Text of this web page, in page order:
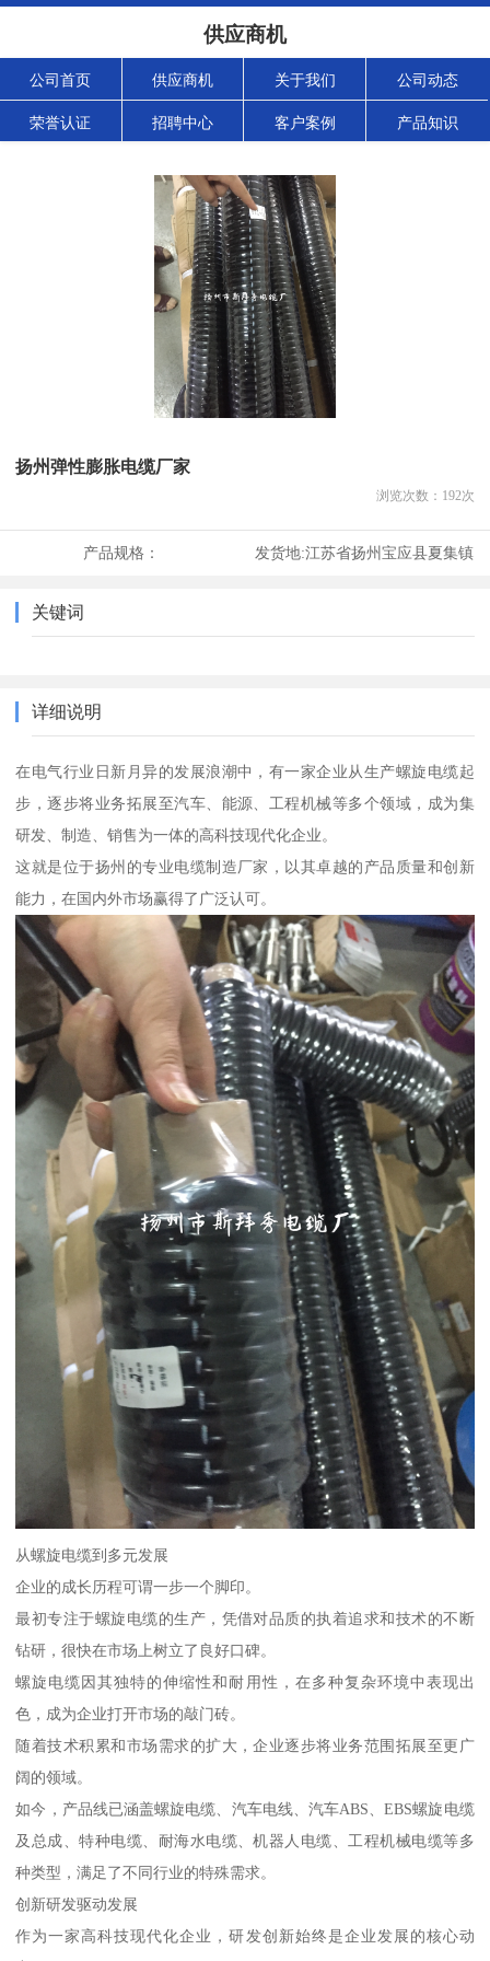
供应商机
公司首页 供应商机 关于我们 公司动态
荣誉认证 招聘中心 客户案例 产品知识
扬州弹性膨胀电缆厂家
浏览次数： 192次
产品规格： 发货地:江苏省扬州宝应县夏集镇
关键词
详细说明
在电气行业日新月异的发展浪潮中，有一家企业从生产螺旋电缆起
步，逐步将业务拓展至汽车、能源、工程机械等多个领域，成为集
研发、制造、销售为一体的高科技现代化企业。
这就是位于扬州的专业电缆制造厂家，以其卓越的产品质量和创新
能力，在国内外市场赢得了广泛认可。
从螺旋电缆到多元发展
企业的成长历程可谓一步一个脚印。
最初专注于螺旋电缆的生产，凭借对品质的执着追求和技术的不断
钻研，很快在市场上树立了良好口碑。
螺旋电缆因其独特的伸缩性和耐用性，在多种复杂环境中表现出
色，成为企业打开市场的敲门砖。
随着技术积累和市场需求的扩大，企业逐步将业务范围拓展至更广
阔的领域。
如今，产品线已涵盖螺旋电缆、汽车电线、汽车ABS、EBS螺旋电缆
及总成、特种电缆、耐海水电缆、机器人电缆、工程机械电缆等多
种类型，满足了不同行业的特殊需求。
创新研发驱动发展
作为一家高科技现代化企业，研发创新始终是企业发展的核心动